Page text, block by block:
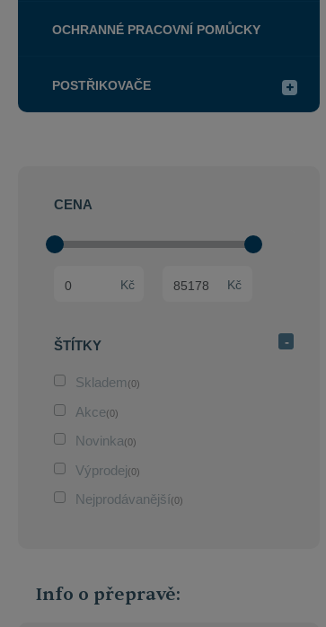
OCHRANNÉ PRACOVNÍ POMŮCKY
POSTŘIKOVAČE
CENA
Min. hodnota
Kč
Max. hodnota Kč
ŠTÍTKY
Skladem (0)
Akce(0)
Novinka(0)
Výprodej(0)
Nejprodávanější(0)
Info o přepravě: